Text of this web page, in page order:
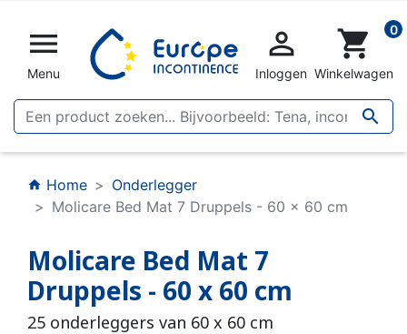

Menu


Inloggen
shopping_cart 0
Winkelwagen
home Home
Onderlegger
Molicare Bed Mat 7 Druppels - 60 x 60 cm
Molicare Bed Mat 7
Druppels - 60 x 60 cm
25 onderleggers van 60 x 60 cm